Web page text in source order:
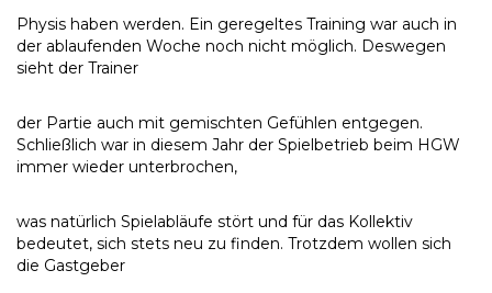
Physis haben werden. Ein geregeltes Training war auch in
der ablaufenden Woche noch nicht möglich. Deswegen
sieht der Trainer
der Partie auch mit gemischten Gefühlen entgegen.
Schließlich war in diesem Jahr der Spielbetrieb beim HGW
immer wieder unterbrochen,
was natürlich Spielabläufe stört und für das Kollektiv
bedeutet, sich stets neu zu finden. Trotzdem wollen sich
die Gastgeber